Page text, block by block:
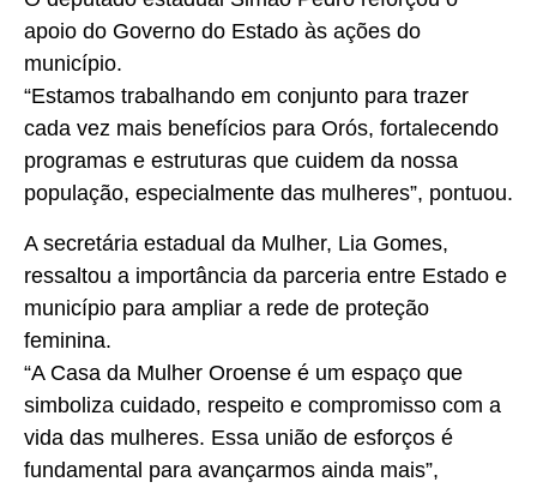
apoio do Governo do Estado às ações do
município.
“Estamos trabalhando em conjunto para trazer
cada vez mais benefícios para Orós, fortalecendo
programas e estruturas que cuidem da nossa
população, especialmente das mulheres”, pontuou.
A secretária estadual da Mulher, Lia Gomes,
ressaltou a importância da parceria entre Estado e
município para ampliar a rede de proteção
feminina.
“A Casa da Mulher Oroense é um espaço que
simboliza cuidado, respeito e compromisso com a
vida das mulheres. Essa união de esforços é
fundamental para avançarmos ainda mais”,